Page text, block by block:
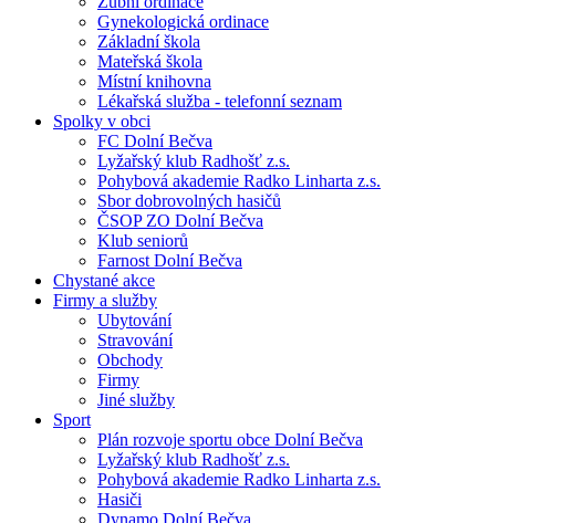
Gynekologická ordinace
Základní škola
Mateřská škola
Místní knihovna
Lékařská služba - telefonní seznam
Spolky v obci
FC Dolní Bečva
Lyžařský klub Radhošť z.s.
Pohybová akademie Radko Linharta z.s.
Sbor dobrovolných hasičů
ČSOP ZO Dolní Bečva
Klub seniorů
Farnost Dolní Bečva
Chystané akce
Firmy a služby
Ubytování
Stravování
Obchody
Firmy
Jiné služby
Sport
Plán rozvoje sportu obce Dolní Bečva
Lyžařský klub Radhošť z.s.
Pohybová akademie Radko Linharta z.s.
Hasiči
Dynamo Dolní Bečva